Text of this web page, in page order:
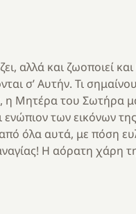
αλλά και ζωοποιεί
σ’ Αυτήν. Τι
η Μητέρα του Σωτήρα
των εικόνων
όλα αυτά, με πόση
Η αόρατη χάρη